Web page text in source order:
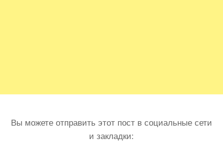
Вы можете отправить этот пост в социальные сети
и закладки: